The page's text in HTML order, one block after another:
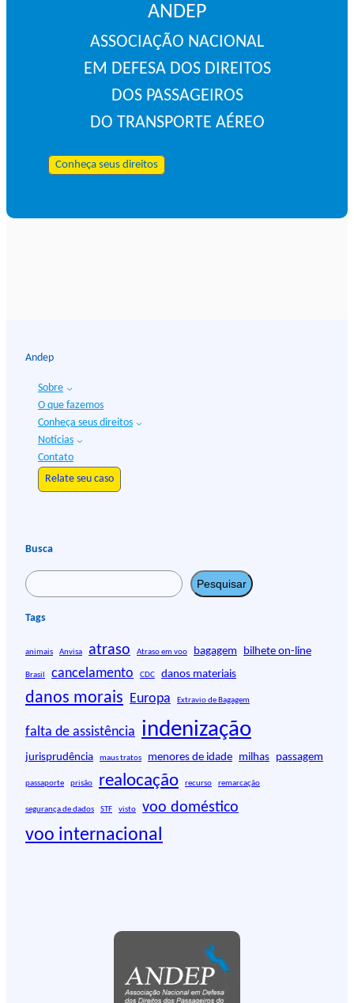
ANDEP
ASSOCIAÇÃO NACIONAL
EM DEFESA DOS DIREITOS
DOS PASSAGEIROS
DO TRANSPORTE AÉREO
Conheça seus direitos
Andep
Sobre
O que fazemos
Conheça seus direitos
Notícias
Contato
Relate seu caso
Busca
P
e
s
u
i
a
r
Pesquisar
Tags
animais Anvisa atraso Atraso em voo bagagem bilhete on-line
Brasil cancelamento CDC danos materiais
danos morais Europa Extravio de Bagagem
falta de assistência indenização
jurisprudência maus tratos menores de idade milhas passagem
passaporte prisão realocação recurso remarcação
segurança de dados STF visto voo doméstico
voo internacional